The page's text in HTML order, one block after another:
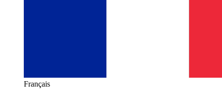
Français